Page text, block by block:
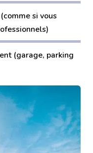
si vous
(garage, parking